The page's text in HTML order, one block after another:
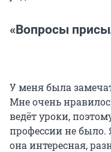
«Вопросы
У меня была
Мне очень
ведёт уроки,
профессии не было.
она интересная,